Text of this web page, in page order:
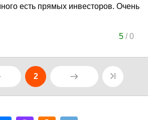
есть прямых инвесторов. Очень
5/0
2